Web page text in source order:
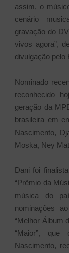
assim, o
cenário
gravação do
vivos agora”,
divulgação pelo
Nominado
reconhecido
geração da
brasileira em
Nascimento,
Moska, Ney
Dani foi
“Prêmio da
música do
nominações
“Melhor Álbum
“Maior”,
Nascimento,